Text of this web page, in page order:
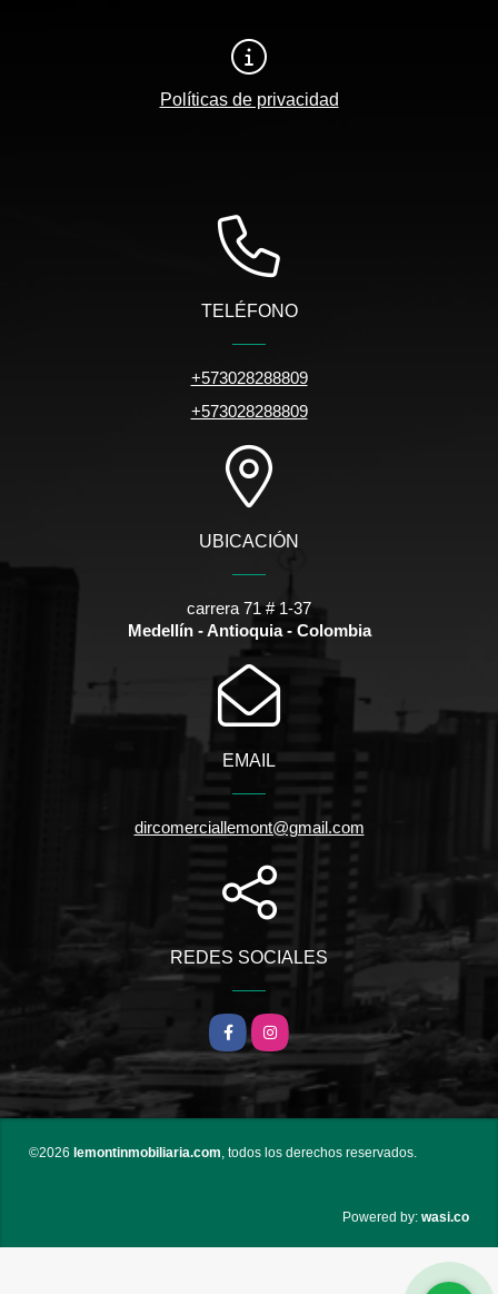
Políticas de privacidad
TELÉFONO
+573028288809
+573028288809
UBICACIÓN
carrera 71 # 1-37
Medellín - Antioquia - Colombia
EMAIL
dircomerciallemont@gmail.com
REDES SOCIALES
Facebook
Instagram
©2026 lemontinmobiliaria.com , todos los derechos reservados.
Powered by: wasi.co